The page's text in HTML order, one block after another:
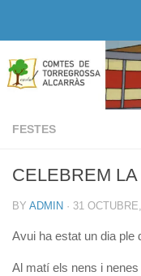
FESTES
CELEBREM
BY ADMIN · 31
Avui ha estat un dia ple
Al matí els nens i nenes